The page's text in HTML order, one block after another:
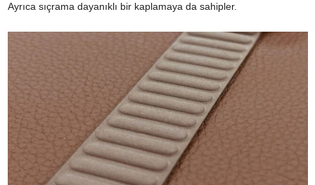
Ayrıca sıçrama dayanıklı bir kaplamaya da sahipler.